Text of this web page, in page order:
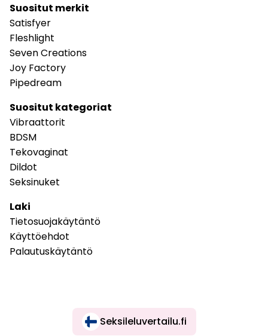
Suositut merkit
Satisfyer
Fleshlight
Seven Creations
Joy Factory
Pipedream
Suositut kategoriat
Vibraattorit
BDSM
Tekovaginat
Dildot
Seksinuket
Laki
Tietosuojakäytäntö
Käyttöehdot
Palautuskäytäntö
Seksileluvertailu.fi